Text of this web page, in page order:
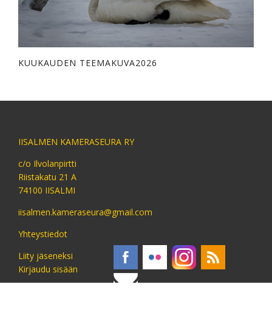
KUUKAUDEN TEEMAKUVA2026
IISALMEN KAMERASEURA RY
c/o Ilvolanpirtti
Riistakatu 21 A
74100 IISALMI
iisalmen.kameraseura@gmail.com
Yhteystiedot
Liity jäseneksi
Kirjaudu sisään